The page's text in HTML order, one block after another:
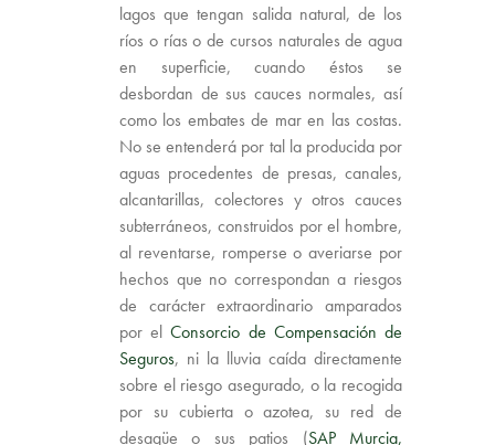
lagos que tengan salida natural, de los
ríos o rías o de cursos naturales de agua
en superficie, cuando éstos se
desbordan de sus cauces normales, así
como los embates de mar en las costas.
No se entenderá por tal la producida por
aguas procedentes de presas, canales,
alcantarillas, colectores y otros cauces
subterráneos, construidos por el hombre,
al reventarse, romperse o averiarse por
hechos que no correspondan a riesgos
de carácter extraordinario amparados
por elConsorcio de Compensación de
Seguros, ni la lluvia caída directamente
sobre el riesgo asegurado, o la recogida
por su cubierta o azotea, su red de
desagüe o sus patios (SAP Murcia,